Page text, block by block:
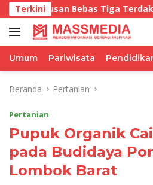
Langsung
ke
konten
Terkini
Bebas Tiga Terdakwa
Umum Pariwisata
Beranda Pertanian
Pertanian
Pupuk Organik
pada Budidaya
Lombok Barat